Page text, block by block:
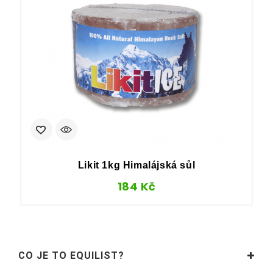
Likit 1kg Himalájská sůl
184 Kč
CO JE TO EQUILIST?